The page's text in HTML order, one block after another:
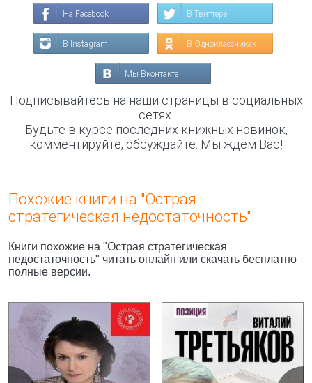
На Facebook В Твиттере
В Instagram В Одноклассниках
Мы Вконтакте
Подписывайтесь на наши страницы в социальных
сетях.
Будьте в курсе последних книжных новинок,
комментируйте, обсуждайте. Мы ждём Вас!
Похожие книги на "Острая
стратегическая недостаточность"
Книги похожие на "Острая стратегическая
недостаточность" читать онлайн или скачать бесплатно
полные версии.